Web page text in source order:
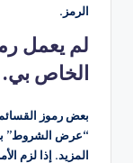
الرمز.
الخاص بي.
بعض رموز
“عرض الشروط”